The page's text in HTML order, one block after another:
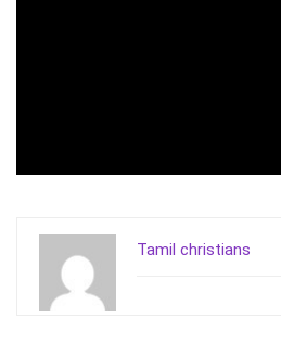
Tamil christians